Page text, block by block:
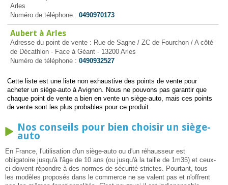
Arles
Numéro de téléphone : 0490970173
Aubert à Arles
Adresse du point de vente : Rue de Sagne / ZC de Fourchon / A côté
de Décathlon - Face à Géant - 13200 Arles
Numéro de téléphone : 0490932527
Cette liste est une liste non exhaustive des points de vente pour
acheter un siège-auto à Avignon. Nous ne pouvons pas garantir que
chaque point de vente a bien en vente un siège-auto, mais ces points
de vente sont les plus probables pour ce produit.
Nos conseils pour bien choisir un siège-
auto
En France, l'utilisation d'un siège-auto ou d'un réhausseur est
obligatoire jusqu'à l'âge de 10 ans (ou jusqu'à la taille de 1m35) et ceux-
ci doivent répondre à des normes de sécurité strictes. Pourtant, tous
les modèles proposés dans le commerce ne se valent pas et n'offrent